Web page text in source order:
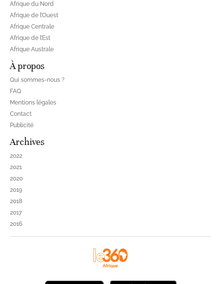
Afrique du Nord
Afrique de l’Ouest
Afrique Centrale
Afrique de l’Est
Afrique Australe
À propos
Qui sommes-nous ?
FAQ
Mentions légales
Contact
Publicité
Archives
2022
2021
2020
2019
2018
2017
2016